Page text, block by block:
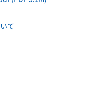
て